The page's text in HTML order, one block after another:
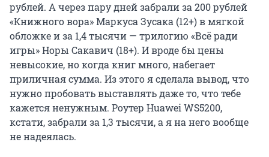
рублей. А через пару дней забрали за 200 рублей
«Книжного вора» Маркуса Зусака (12+) в мягкой
обложке и за 1,4 тысячи — трилогию «Всё ради
игры» Норы Сакавич (18+). И вроде бы цены
невысокие, но когда книг много, набегает
приличная сумма. Из этого я сделала вывод, что
нужно пробовать выставлять даже то, что тебе
кажется ненужным. Роутер Huawei WS5200,
кстати, забрали за 1,3 тысячи, а я на него вообще
не надеялась.